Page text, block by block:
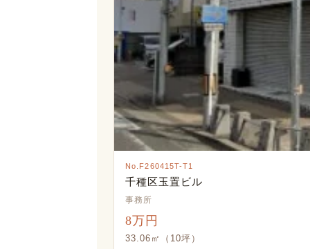
No.F260415T-T1
千種区玉置ビル
事務所
8万円
33.06㎡（10坪）